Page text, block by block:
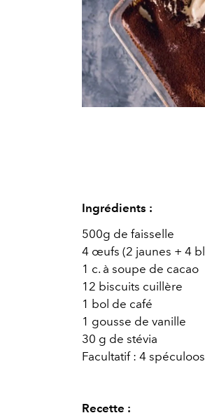
Ingrédients :
500g de faisselle
4 œufs (2 jaunes + 4
1 c. à soupe de cacao
12 biscuits cuillère
1 bol de café
1 gousse de vanille
30 g de stévia
Facultatif : 4 spéculoos
Recette :